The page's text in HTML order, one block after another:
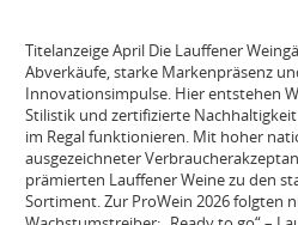
Titelanzeige April Die Lauffener
Abverkäufe, starke Markenpräsenz
Innovationsimpulse. Hier entstehen
Stilistik und zertifizierte
im Regal funktionieren. Mit hoher
ausgezeichneter
prämierten Lauffener Weine zu den
Sortiment. Zur ProWein 2026 folgten